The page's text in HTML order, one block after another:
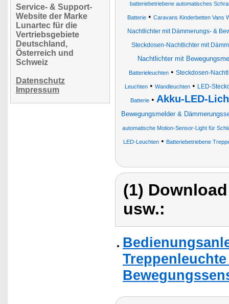
Service- & Support-
Website der Marke
Lunartec für die
Vertriebsgebiete
Deutschland,
Österreich und
Schweiz
Datenschutz
Impressum
batteriebetriebene automatisches
Batterie• Caravans Kinderbetten Vans
Nachtlichter mit Dämmerungs- &
Steckdosen-Nachtlichter mit
Nachtlichter mit
Batterieleuchten • Steckdosen-
Leuchten • Wandleuchten • LED-
Batterie• Akku-LED-
Bewegungsmelder &
automatische Motion-Sensor-Light für
LED-Leuchten • Batteriebetriebene
(1)
usw.: